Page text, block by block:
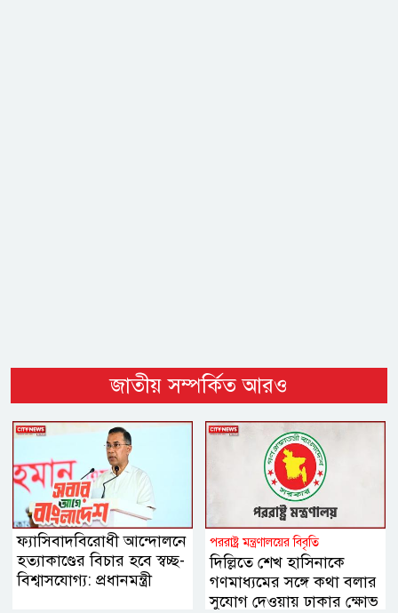
জাতীয় সম্পর্কিত আরও
ফ্যাসিবাদবিরোধী আন্দোলনে
হত্যাকাণ্ডের বিচার হবে স্বচ্ছ-
বিশ্বাসযোগ্য: প্রধানমন্ত্রী
পররাষ্ট্র মন্ত্রণালয়ের বিবৃতি
দিল্লিতে শেখ হাসিনাকে
গণমাধ্যমের সঙ্গে কথা বলার
সুযোগ দেওয়ায় ঢাকার ক্ষোভ